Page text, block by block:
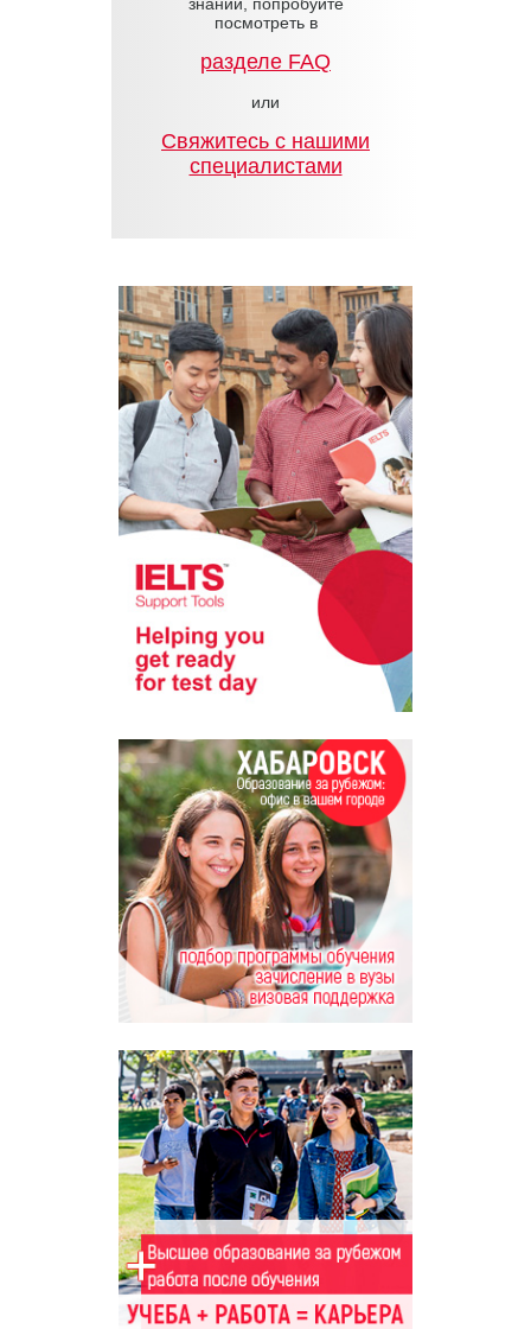
посмотреть в
разделе FAQ
или
Cвяжитесь с нашими
специалистами